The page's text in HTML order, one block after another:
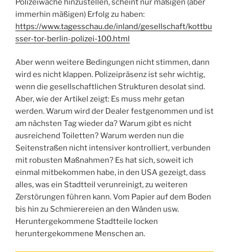
Polizeiwache hinzustellen, scheint nur mäßigen (aber
immerhin mäßigen) Erfolg zu haben:
https://www.tagesschau.de/inland/gesellschaft/kottbu
sser-tor-berlin-polizei-100.html
Aber wenn weitere Bedingungen nicht stimmen, dann
wird es nicht klappen. Polizeipräsenz ist sehr wichtig,
wenn die gesellschaftlichen Strukturen desolat sind.
Aber, wie der Artikel zeigt: Es muss mehr getan
werden. Warum wird der Dealer festgenommen und ist
am nächsten Tag wieder da? Warum gibt es nicht
ausreichend Toiletten? Warum werden nun die
Seitenstraßen nicht intensiver kontrolliert, verbunden
mit robusten Maßnahmen? Es hat sich, soweit ich
einmal mitbekommen habe, in den USA gezeigt, dass
alles, was ein Stadtteil verunreinigt, zu weiteren
Zerstörungen führen kann. Vom Papier auf dem Boden
bis hin zu Schmierereien an den Wänden usw.
Heruntergekommene Stadtteile locken
heruntergekommene Menschen an.